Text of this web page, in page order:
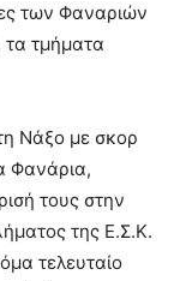
των Φαναριών
τμήματα
Νάξο με σκορ
Φανάρια,
τους στην
της Ε.Σ.Κ.
τελευταίο